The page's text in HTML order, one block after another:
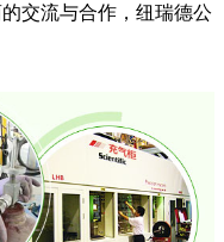
交流与合作，纽瑞德公